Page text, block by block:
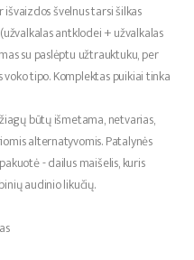
švelnus tarsi šilkas
antklodei + užvalkalas
su paslėptu užtrauktuku, per
tipo. Komplektas puikiai tinka
būtų išmetama, netvarias,
alternatyvomis. Patalynės
- dailus maišelis, kuris
audinio likučių.